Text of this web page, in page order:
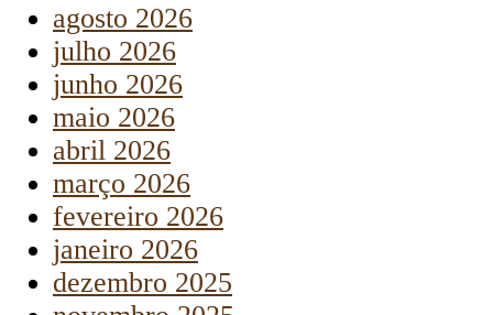
agosto 2026
julho 2026
junho 2026
maio 2026
abril 2026
março 2026
fevereiro 2026
janeiro 2026
dezembro 2025